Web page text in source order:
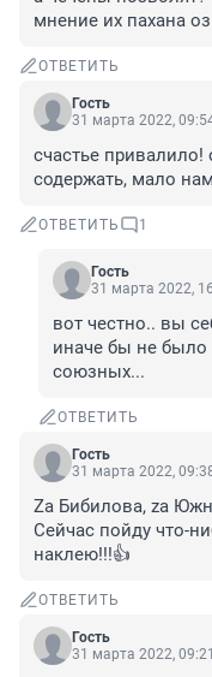
мнение их пахана
ОТВЕТИТЬ
Гость
31 марта 2022,
счастье
содержать, мало
ОТВЕТИТЬ 1
Гость
31 марта 2022,
вот честно.. вы
иначе бы не было
союзных...
ОТВЕТИТЬ
Гость
31 марта 2022,
Zа Бибилова, zа
Сейчас пойду что-
наклею!!!👍
ОТВЕТИТЬ
Гость
31 марта 2022, 09:21